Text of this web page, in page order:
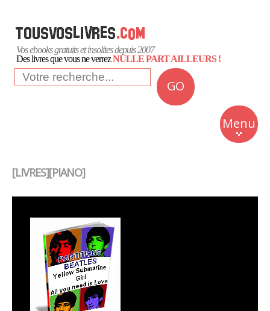
Vos ebooks gratuits et insolites depuis 2007
Des livres que vous ne verrezNULLE PART AILLEURS !
GO
Menu
Insolite
Business
[LIVRES][PIANO]